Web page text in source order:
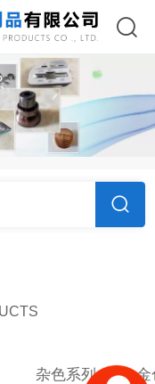
杂色系列 金